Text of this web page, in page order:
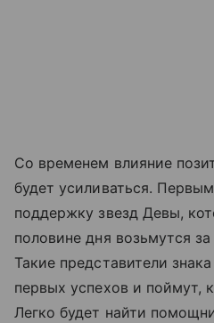
Со временем влияние
будет усиливаться.
поддержку звезд Девы,
половине дня возьмутся
Такие представители
первых успехов и поймут,
Легко будет найти